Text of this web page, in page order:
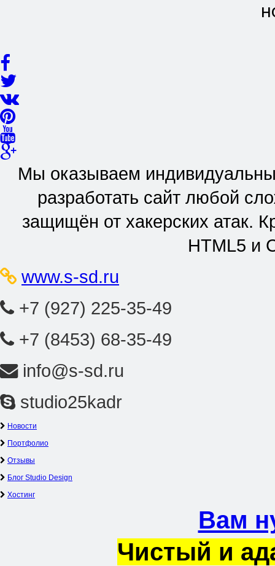
Мы оказываем
разработать сайт любой
защищён от хакерских атак.
HTML5 и
www.s-sd.ru
+7 (927) 225-35-49
+7 (8453) 68-35-49
info@s-sd.ru
studio25kadr
Новости
Портфолио
Отзывы
Блог Studio Design
Хостинг
Вам
Чистый и